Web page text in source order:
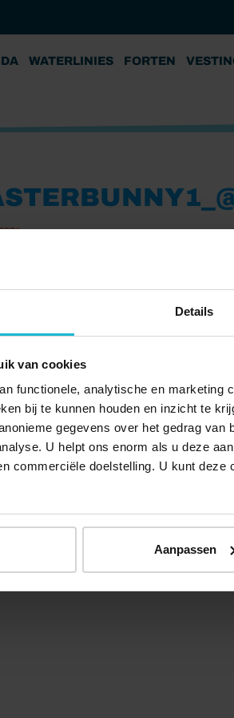
Details
van cookies
functionele, analytische en marketing
bij te kunnen houden en inzicht te
gegevens over het gedrag
U helpt ons enorm als u deze
commerciële doelstelling. U kunt
Aanpassen
WATERLINIES FORTEN
Over ons Doneer nu Disclaimer